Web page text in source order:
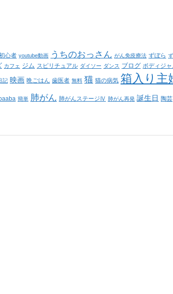
心者 youtube動画 うちのおっさん がん免疫療法 ずぼら
カフェ ジム スピリチュアル ダイソー ダンス ブログ ボディジャ
記 映画 晩ごはん 歯医者 無料 猫 猫の病気 箱入り主
簡単 肺がん 肺がんステージⅣ 肺がん再発 誕生日 陶芸